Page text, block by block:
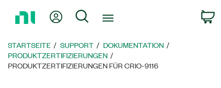
zur
Mein KontoSuche
STARTSEITE SUPPORT
DOKUMENTATION
PRODUKTZERTIFIZIERUNGEN
PRODUKTZERTIFIZIERUNGEN FÜR CRIO-9116